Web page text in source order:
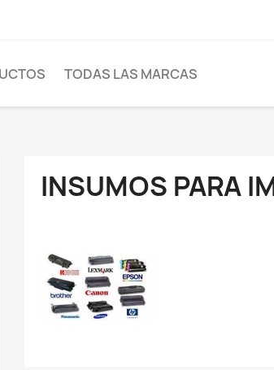
TODAS LAS MARCAS
INSUMOS PARA